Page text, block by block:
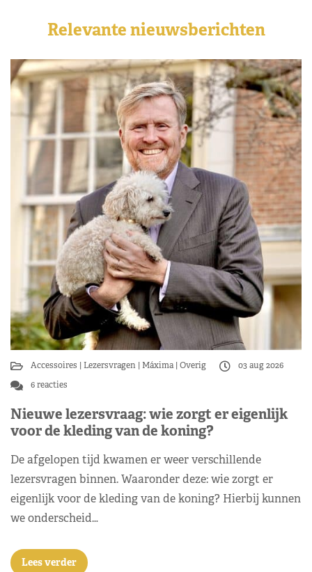
Relevante nieuwsberichten
Accessoires Lezersvragen Máxima Overig
03 aug 2026
6 reacties
Nieuwe lezersvraag: wie zorgt er eigenlijk
voor de kleding van de koning?
De afgelopen tijd kwamen er weer verschillende
lezersvragen binnen. Waaronder deze: wie zorgt er
eigenlijk voor de kleding van de koning? Hierbij kunnen
we onderscheid…
Lees verder